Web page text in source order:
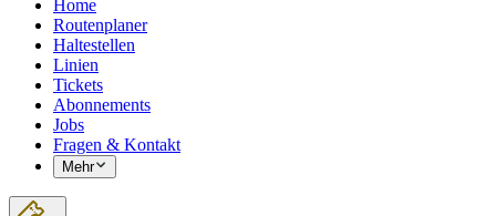
Home
Routenplaner
Haltestellen
Linien
Tickets
Abonnements
Jobs
Fragen & Kontakt
Mehr